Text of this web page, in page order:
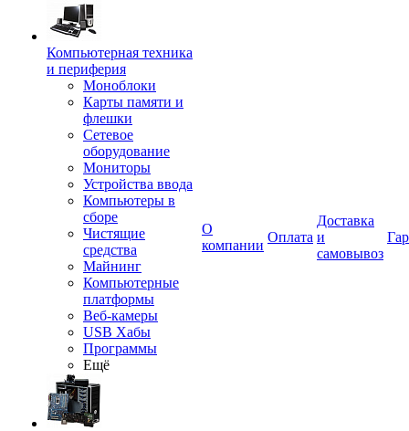
Компьютерная техника
и периферия
Моноблоки
Карты памяти и
флешки
Сетевое
оборудование
Мониторы
Устройства ввода
Компьютеры в
сборе
Чистящие
средства
Майнинг
Компьютерные
платформы
Веб-камеры
USB Хабы
Программы
Ещё
О
компании
Оплата
Доставка
и
самовывоз